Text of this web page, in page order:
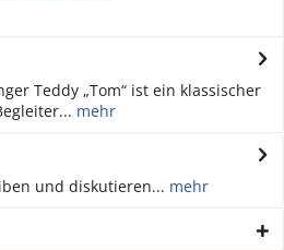
Teddy „Tom“ ist ein klassischer
mehr
und diskutieren... mehr